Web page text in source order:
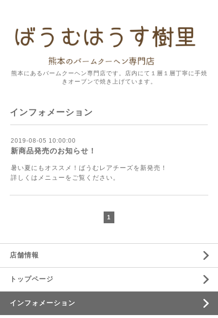
熊本にあるバームクーヘン専門店です。店内にて１層１層丁寧に手焼
きオーブンで焼き上げています。
インフォメーション
2019-08-05 10:00:00
新商品発売のお知らせ！
暑い夏にもオススメ！ばうむレアチーズを新発売！
詳しくはメニューをご覧ください。
1
店舗情報
トップページ
インフォメーション